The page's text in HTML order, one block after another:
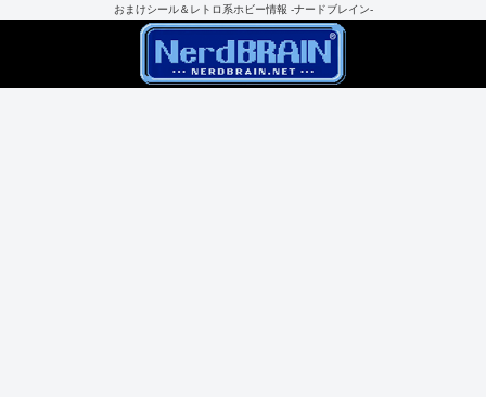
おまけシール＆レトロ系ホビー情報 -ナードブレイン-